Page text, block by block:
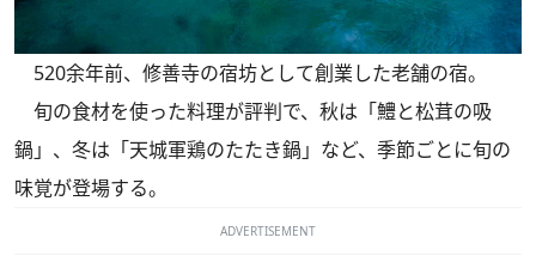
520余年前、修善寺の宿坊として創業した老舗の宿。
旬の食材を使った料理が評判で、秋は「鱧と松茸の吸
鍋」、冬は「天城軍鶏のたたき鍋」など、季節ごとに旬の
味覚が登場する。
ADVERTISEMENT